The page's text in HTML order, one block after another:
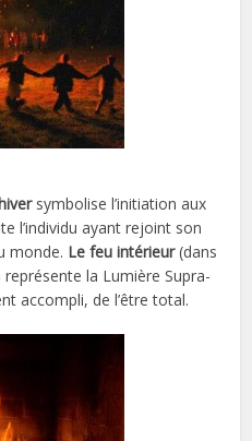
symbolise l’initiation aux
l’individu ayant rejoint son
monde. Le feu intérieur(dans
la Lumière Supra-
accompli, de l’être total.